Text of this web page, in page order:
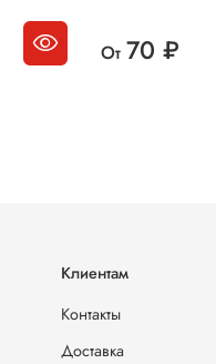
От 70 ₽
Клиентам
Контакты
Доставка